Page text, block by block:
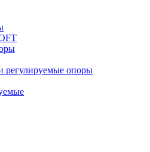
регулируемые опоры